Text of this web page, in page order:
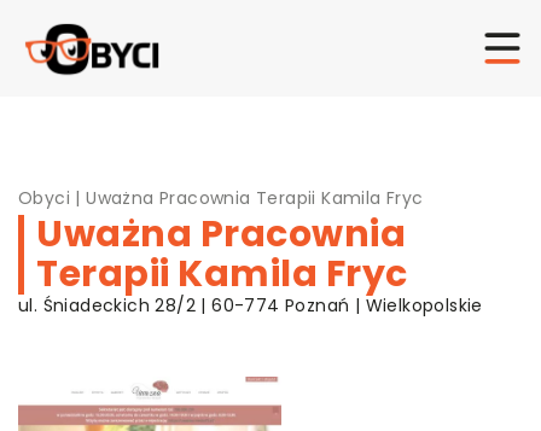
Obyci |Uważna Pracownia Terapii Kamila Fryc
Uważna Pracownia
Terapii Kamila Fryc
ul. Śniadeckich 28/2 | 60-774 Poznań | Wielkopolskie